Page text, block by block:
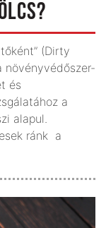
(Dirty
növényvédőszer-
és
a
alapul.
ránk a